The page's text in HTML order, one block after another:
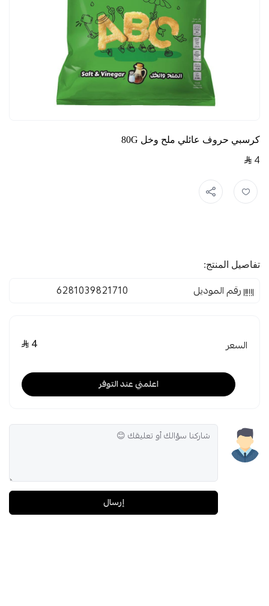
كرسبي حروف عائلي ملح وخل 80G
4
تفاصيل المنتج:
رقم الموديل 6281039821710
السعر 4
اعلمني عند التوفر
إرسال